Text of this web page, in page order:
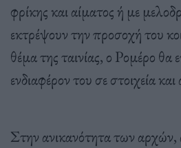
φρίκης και αίματος ή με
εκτρέψουν την προσοχή του
θέμα της ταινίας, ο Ρομέρο θα
ενδιαφέρον του σε στοιχεία
Στην ανικανότητα των αρχών,